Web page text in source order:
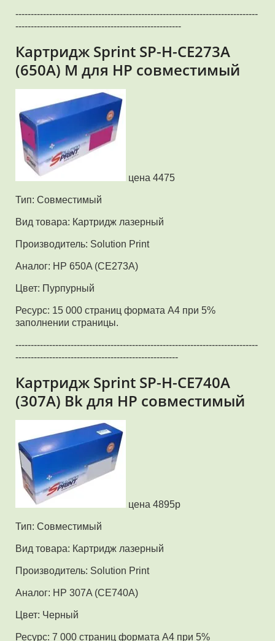
-------------------------------------------------------------------------------
------------------------------------------------------
Картридж Sprint SP-H-CE273A
(650A) M для HP совместимый
цена 4475
Тип: Совместимый
Вид товара: Картридж лазерный
Производитель: Solution Print
Аналог: HP 650A (CE273A)
Цвет: Пурпурный
Ресурс: 15 000 страниц формата А4 при 5%
заполнении страницы.
-------------------------------------------------------------------------------
-----------------------------------------------------
Картридж Sprint SP-H-CE740A
(307A) Bk для HP совместимый
цена 4895р
Тип: Совместимый
Вид товара: Картридж лазерный
Производитель: Solution Print
Аналог: HP 307A (CE740A)
Цвет: Черный
Ресурс: 7 000 страниц формата А4 при 5%